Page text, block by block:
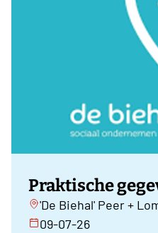
Praktische
'De Biehal' Peer +
09-07-26